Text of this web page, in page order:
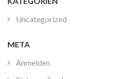
Uncategorized
META
Anmelden